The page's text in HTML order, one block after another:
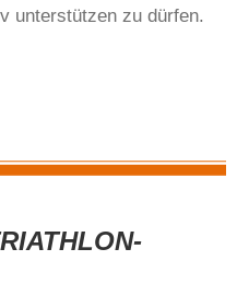
unterstützen zu dürfen.